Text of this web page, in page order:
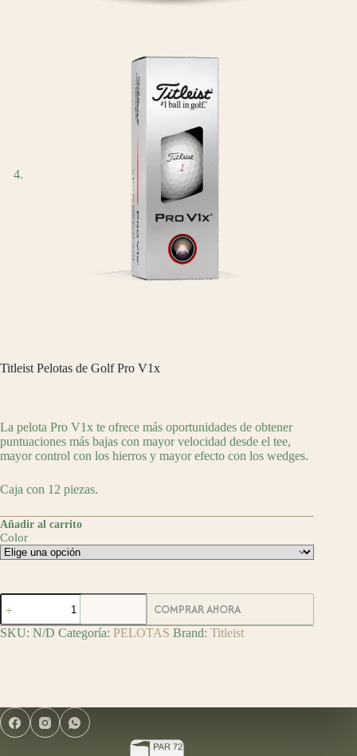
Titleist Pelotas de Golf Pro V1x
La pelota Pro V1x te ofrece más oportunidades de obtener
puntuaciones más bajas con mayor velocidad desde el tee,
mayor control con los hierros y mayor efecto con los wedges.
Caja con 12 piezas.
Añadir al carrito
Color
Titleist
Pelotas
de
Golf
COMPRAR AHORA
SKU: N/D Categoría: PELOTAS Brand: Titleist